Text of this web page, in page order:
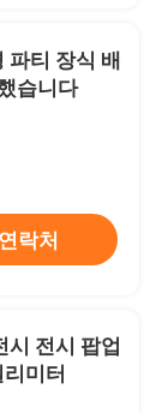
파티 장식 배
습니다
연락처
시 전시 팝업
미터